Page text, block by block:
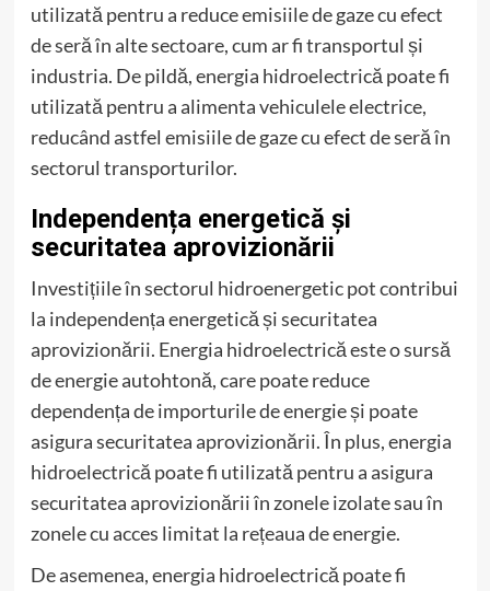
utilizată pentru a reduce emisiile de gaze cu efect
de seră în alte sectoare, cum ar fi transportul și
industria. De pildă, energia hidroelectrică poate fi
utilizată pentru a alimenta vehiculele electrice,
reducând astfel emisiile de gaze cu efect de seră în
sectorul transporturilor.
Independența energetică și
securitatea aprovizionării
Investițiile în sectorul hidroenergetic pot contribui
la independența energetică și securitatea
aprovizionării. Energia hidroelectrică este o sursă
de energie autohtonă, care poate reduce
dependența de importurile de energie și poate
asigura securitatea aprovizionării. În plus, energia
hidroelectrică poate fi utilizată pentru a asigura
securitatea aprovizionării în zonele izolate sau în
zonele cu acces limitat la rețeaua de energie.
De asemenea, energia hidroelectrică poate fi